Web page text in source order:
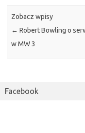
Zobacz wpisy
← Robert Bowling o
w MW 3
Facebook